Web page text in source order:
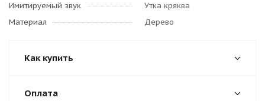
Имитируемый звук
Утка кряква
Материал
Дерево
Как купить
Оплата